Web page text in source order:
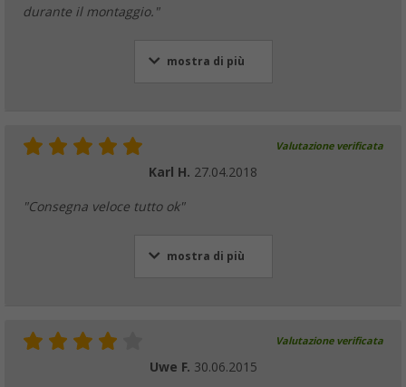
durante il montaggio."
mostra di più
Valutazione verificata
Karl H. 27.04.2018
"Consegna veloce tutto ok"
mostra di più
Valutazione verificata
Uwe F. 30.06.2015